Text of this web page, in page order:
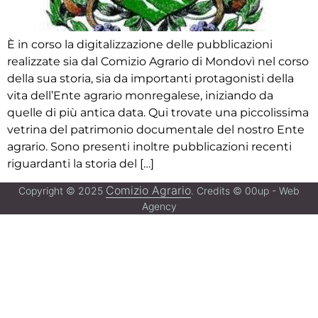
È in corso la digitalizzazione delle pubblicazioni
realizzate sia dal Comizio Agrario di Mondovì nel corso
della sua storia, sia da importanti protagonisti della
vita dell’Ente agrario monregalese, iniziando da
quelle di più antica data. Qui trovate una piccolissima
vetrina del patrimonio documentale del nostro Ente
agrario. Sono presenti inoltre pubblicazioni recenti
riguardanti la storia del […]
Copyright © 2025 Comizio Agrario. Credits © 00up - Web
Agency